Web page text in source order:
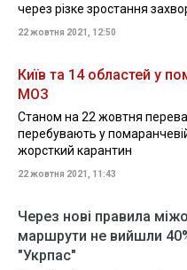
через різке зростання
22 жовтня 2021, 12:50
Київ та 14 областей у
МОЗ
Станом на 22 жовтня
перебувають у помаранчевій
жорсткий карантин
22 жовтня 2021, 11:43
Через нові правила
маршрути не вийшли
"Укрпас"